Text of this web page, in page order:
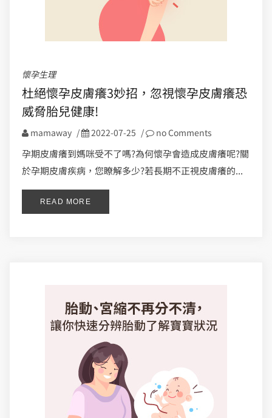
懷孕生理
杜絕懷孕皮膚癢3妙招，忽視懷孕皮膚癢恐
威脅胎兒健康!
mamaway / 2022-07-25 / no Comments
孕期皮膚癢到媽咪受不了嗎?為何懷孕會造成皮膚癢呢?關
於孕期皮膚疾病，您瞭解多少?若長期不正視皮膚癢的...
READ MORE